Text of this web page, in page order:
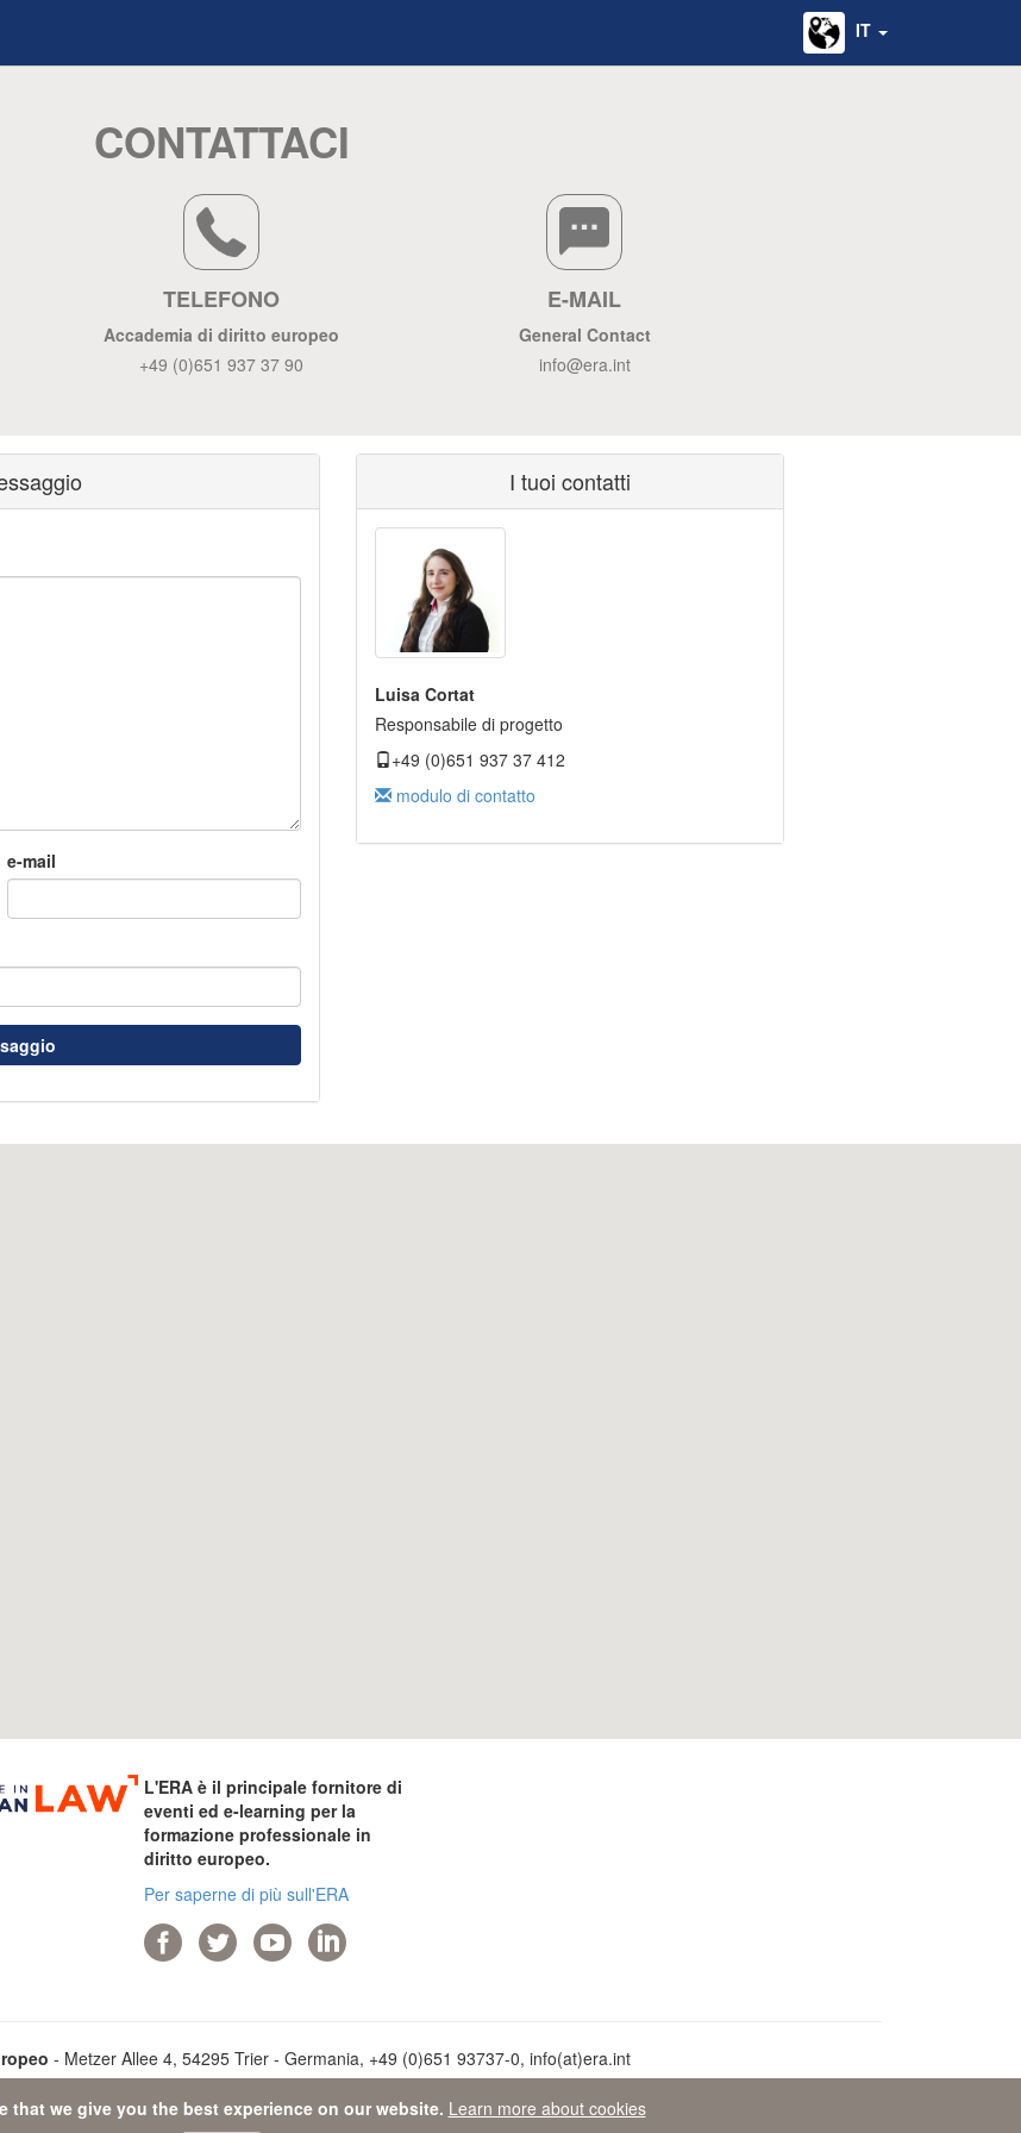
IT
CONTATTACI
TELEFONO
Accademia di diritto europeo
+49 (0)651 937 37 90
E-MAIL
General Contact
info@era.int
e-mail
I tuoi contatti
Luisa Cortat
Responsabile di progetto
+49 (0)651 937 37 412
modulo di contatto
that we give you the best experience on our website. Learn more about cookies
L'ERA è il principale fornitore di
eventi ed e-learning per la
formazione professionale in
diritto europeo.
Per saperne di più sull'ERA
- Metzer Allee 4, 54295 Trier - Germania, +49 (0)651 93737-0, info(at)era.int